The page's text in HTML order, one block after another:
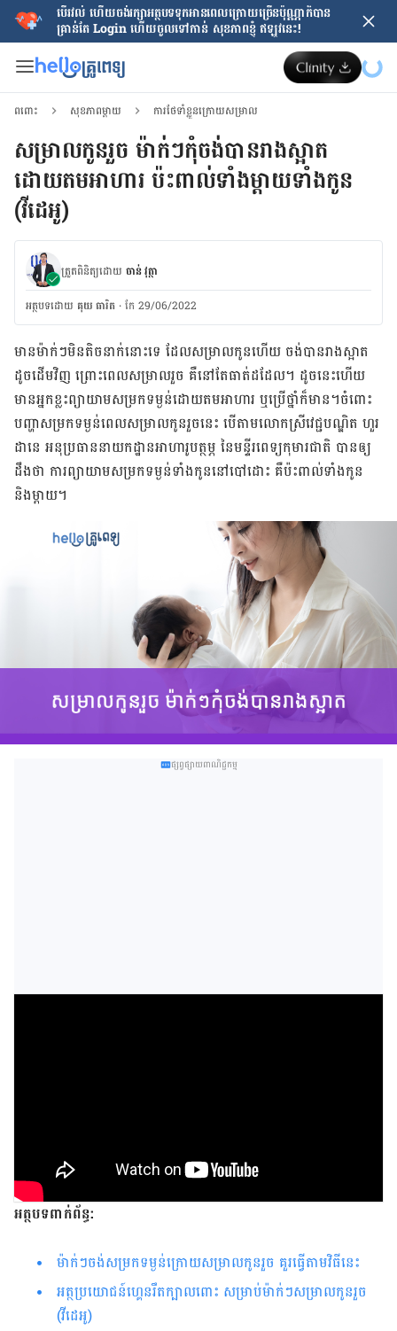
បើរវល់ ហើយចង់​រក្សាអត្ថបទទុកអានពេលក្រោយ​ច្រើនប៉ុណ្ណាក៏បាន
គ្រាន់តែ​ Login ហើយចូលទៅកាន់ សុខភាពខ្ញុំ ឥឡូវនេះ!
ពពោះ សុខភាពម្ដាយ ការថែទាំខ្លួនក្រោយសម្រាល
សម្រាល​កូន​រួច​ ម៉ាក់ៗកុំ​ចង់បានរាងស្អាត
ដោយតមអាហារ ប៉ះពាល់​ទាំងម្តាយទាំងកូន
(វីដេអូ)
ត្រួតពិនិត្យដោយ ចាន់ វុត្ថា
អត្ថបទ​ដោយ គុយ ធារិត ·កែ 29/06/2022
មាន​ម៉ាក់​ៗ​មិន​តិច​​នាក់នោះ​ទេ ដែល​សម្រាល​កូន​ហើយ ចង់​បាន​រាង​ស្អាត​
ដូច​ដើម​វិញ ព្រោះ​ពេល​សម្រាល​​រួច គឺ​នៅ​តែធាត់​ដដែល។ ដូចនេះ​ហើយ​
មាន​អ្នក​ខ្លះ​ព្យាយាម​សម្រក​ទម្ងន់​ដោយ​តម​អាហារ ឬ​ប្រើថ្នាំ​ក៏​មាន។ចំពោះ​
បញ្ហា​សម្រក​ទម្ងន់​ពេល​សម្រាល​កូន​រួច​នេះ បើ​តាម​លោកស្រី​វេជ្ជបណ្ឌិត ហួរ
ដានេ អនុ​ប្រធាន​នាយកដ្ឋាន​អាហារូបត្ថម្ភ នៃ​មន្ទីរពេទ្យ​កុមារ​ជាតិ បាន​ឲ្យ​
ដឹង​ថា ការ​ព្យាយាម​សម្រក​ទម្ងន់​ទាំង​កូន​នៅ​បៅដោះ គឺ​ប៉ះពាល់​ទាំង​កូន
និង​ម្ដាយ​។
ផ្សព្វផ្សាយពាណិជ្ជកម្ម
អត្ថបទពាក់ព័ន្ធ:
ម៉ាក់ៗចង់សម្រកទម្ងន់ក្រោយសម្រាលកូនរួច គួរធ្វើតាមវិធីនេះ
អត្ថប្រយោជន៍ហ្គេនរឹតក្បាលពោះ សម្រាប់ម៉ាក់ៗសម្រាលកូនរួច​
(វីដេអូ)